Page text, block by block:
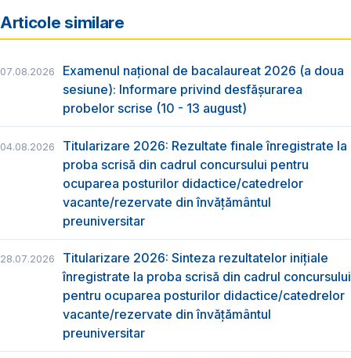
Articole similare
07.08.2026
Examenul național de bacalaureat 2026 (a doua
sesiune): Informare privind desfășurarea
probelor scrise (10 - 13 august)
04.08.2026
Titularizare 2026: Rezultate finale înregistrate la
proba scrisă din cadrul concursului pentru
ocuparea posturilor didactice/catedrelor
vacante/rezervate din învăţământul
preuniversitar
28.07.2026
Titularizare 2026: Sinteza rezultatelor inițiale
înregistrate la proba scrisă din cadrul concursului
pentru ocuparea posturilor didactice/catedrelor
vacante/rezervate din învăţământul
preuniversitar